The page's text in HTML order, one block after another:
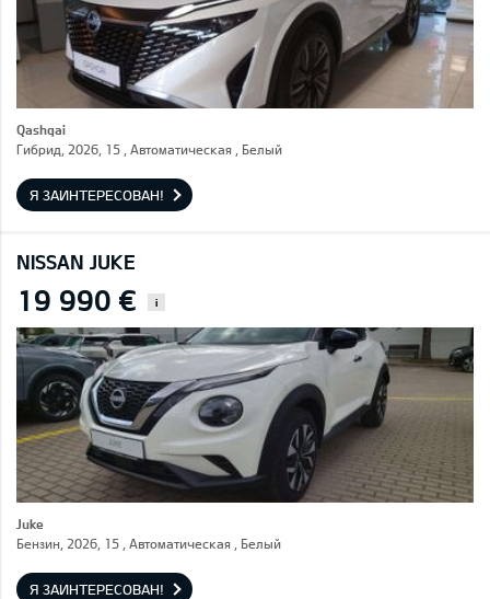
Qashqai
Гибрид, 2026, 15 , Автоматическая , Белый
Я ЗАИНТЕРЕСОВАН!
NISSAN JUKE
19 990 € i
Juke
Бензин, 2026, 15 , Автоматическая , Белый
Я ЗАИНТЕРЕСОВАН!